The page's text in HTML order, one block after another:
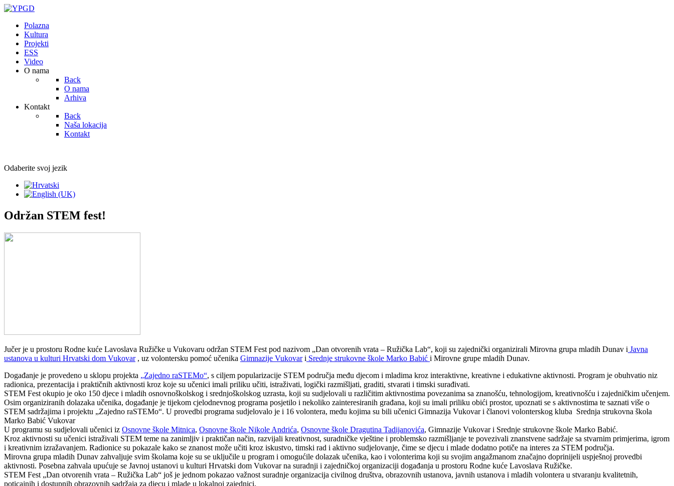
Polazna
Kultura
Projekti
ESS
Video
O nama
Back
O nama
Arhiva
Kontakt
Back
Naša lokacija
Kontakt
Odaberite svoj jezik
Održan STEM fest!
Jučer je u prostoru Rodne kuće Lavoslava Ružičke u Vukovaru održan STEM Fest pod nazivom „Dan otvorenih vrata – Ružička Lab“, koji su zajednički organizirali Mirovna grupa mladih Dunav i Javna
ustanova u kulturi Hrvatski dom Vukovar, uz volontersku pomoć učenika Gimnazije Vukovari Srednje strukovne škole Marko Babić i Mirovne grupe mladih Dunav.
Događanje je provedeno u sklopu projekta „Zajedno raSTEMo“, s ciljem popularizacije STEM područja među djecom i mladima kroz interaktivne, kreativne i edukativne aktivnosti. Program je obuhvatio niz
radionica, prezentacija i praktičnih aktivnosti kroz koje su učenici imali priliku učiti, istraživati, logički razmišljati, graditi, stvarati i timski surađivati.
STEM Fest okupio je oko 150 djece i mladih osnovnoškolskog i srednjoškolskog uzrasta, koji su sudjelovali u različitim aktivnostima povezanima sa znanošću, tehnologijom, kreativnošću i zajedničkim učenjem.
Osim organiziranih dolazaka učenika, događanje je tijekom cjelodnevnog programa posjetilo i nekoliko zainteresiranih građana, koji su imali priliku obići prostor, upoznati se s aktivnostima te saznati više o
STEM sadržajima i projektu „Zajedno raSTEMo“. U provedbi programa sudjelovalo je i 16 volontera, među kojima su bili učenici Gimnazija Vukovar i članovi volonterskog kluba Srednja strukovna škola
Marko Babić Vukovar
U programu su sudjelovali učenici iz Osnovne škole Mitnica, Osnovne škole Nikole Andrića, Osnovne škole Dragutina Tadijanovića, Gimnazije Vukovar i Srednje strukovne škole Marko Babić.
Kroz aktivnosti su učenici istraživali STEM teme na zanimljiv i praktičan način, razvijali kreativnost, suradničke vještine i problemsko razmišljanje te povezivali znanstvene sadržaje sa stvarnim primjerima, igrom
i kreativnim izražavanjem. Radionice su pokazale kako se znanost može učiti kroz iskustvo, timski rad i aktivno sudjelovanje, čime se djecu i mlade dodatno potiče na interes za STEM područja.
Mirovna grupa mladih Dunav zahvaljuje svim školama koje su se uključile u program i omogućile dolazak učenika, kao i volonterima koji su svojim angažmanom značajno doprinijeli uspješnoj provedbi
aktivnosti. Posebna zahvala upućuje se Javnoj ustanovi u kulturi Hrvatski dom Vukovar na suradnji i zajedničkoj organizaciji događanja u prostoru Rodne kuće Lavoslava Ružičke.
STEM Fest „Dan otvorenih vrata – Ružička Lab“ još je jednom pokazao važnost suradnje organizacija civilnog društva, obrazovnih ustanova, javnih ustanova i mladih volontera u stvaranju kvalitetnih,
poticajnih i dostupnih obrazovnih sadržaja za djecu i mlade u lokalnoj zajednici.